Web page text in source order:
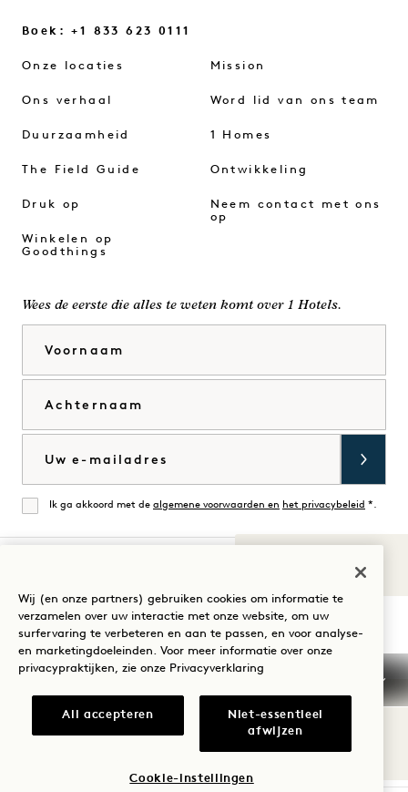
Boek: +1 833 623 0111
Onze locaties
Ons verhaal
Duurzaamheid
The Field Guide
Druk op
Winkelen op
Goodthings
Mission
Word lid van ons team
1 Homes
Ontwikkeling
Neem contact met ons
op
Wees de eerste die alles te weten komt over 1 Hotels.
Mee eens
Ik ga akkoord met de algemene voorwaarden en het privacybeleid *.
Bezoek
1
Hotels
op
Bezoek
1
Hotels
op
Bezoek
1
op
Bezoek
1
Hotels
op
Bezoek
1
Hotels
op
Bezoek
1
Uw verblijf begeleiden
Algemene voorwaarden
Privacyverklaring
Toegankelijkheid
Mission Cookie Settings
Wij (en onze partners) gebruiken cookies om informatie te
verzamelen over uw interactie met onze website, om uw
surfervaring te verbeteren en aan te passen, en voor analyse-
en marketingdoeleinden. Voor meer informatie over onze
privacypraktijken, zie onze Privacyverklaring
All accepteren
Niet-essentieel
afwijzen
Cookie-instellingen